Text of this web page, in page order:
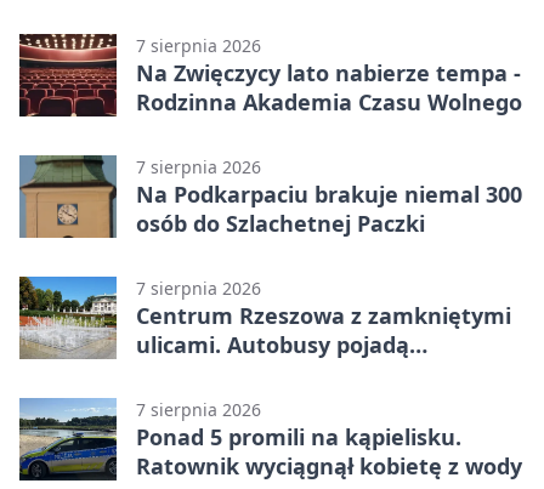
7 sierpnia 2026
Na Zwięczycy lato nabierze tempa -
Rodzinna Akademia Czasu Wolnego
7 sierpnia 2026
Na Podkarpaciu brakuje niemal 300
osób do Szlachetnej Paczki
7 sierpnia 2026
Centrum Rzeszowa z zamkniętymi
ulicami. Autobusy pojadą
7 sierpnia 2026
Ponad 5 promili na kąpielisku.
Ratownik wyciągnął kobietę z wody